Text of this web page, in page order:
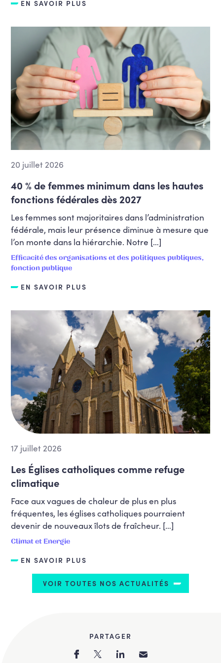
EN SAVOIR PLUS
20 juillet 2026
40 % de femmes minimum dans les hautes
fonctions fédérales dès 2027
Les femmes sont majoritaires dans l’administration
fédérale, mais leur présence diminue à mesure que
l’on monte dans la hiérarchie. Notre […]
Efficacité des organisations et des politiques publiques,
fonction publique
EN SAVOIR PLUS
17 juillet 2026
Les Églises catholiques comme refuge
climatique
Face aux vagues de chaleur de plus en plus
fréquentes, les églises catholiques pourraient
devenir de nouveaux îlots de fraîcheur. […]
Climat et Energie
EN SAVOIR PLUS
VOIR TOUTES NOS ACTUALITÉS
PARTAGER